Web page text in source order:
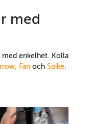
med
med enkelhet. Kolla
Fan och Spike.